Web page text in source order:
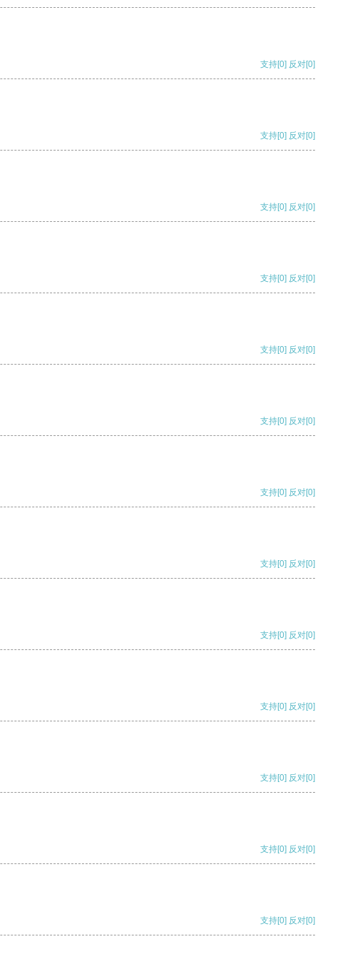
支持[0] 反对[0]
支持[0] 反对[0]
支持[0] 反对[0]
支持[0] 反对[0]
支持[0] 反对[0]
支持[0] 反对[0]
支持[0] 反对[0]
支持[0] 反对[0]
支持[0] 反对[0]
支持[0] 反对[0]
支持[0] 反对[0]
支持[0] 反对[0]
支持[0] 反对[0]